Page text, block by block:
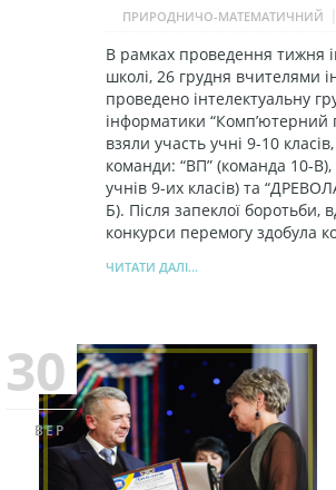
ПРИРОДНИЧО-МАТЕМАТИЧНИЙ
В рамках проведення тижня
школі, 26 грудня вчителями
проведено інтелектуальну
інформатики “Комп’ютерний
взяли участь учні 9-10
команди: “ВП” (команда 10-
учнів 9-их класів) та
Б). Після запеклої боротьби,
конкурси перемогу здобула
ЧИТАТИ ДАЛІ...
30
ВЕР